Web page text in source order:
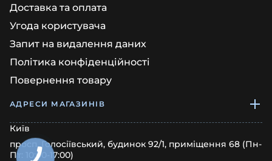
Доставка та оплата
Угода користувача
Запит на видалення даних
Політика конфіденційності
Повернення товару
АДРЕСИ МАГАЗИНІВ
Київ
просп. Голосіївський, будинок 92/1, приміщення 68 (Пн-
Пт: 10:00-17:00)